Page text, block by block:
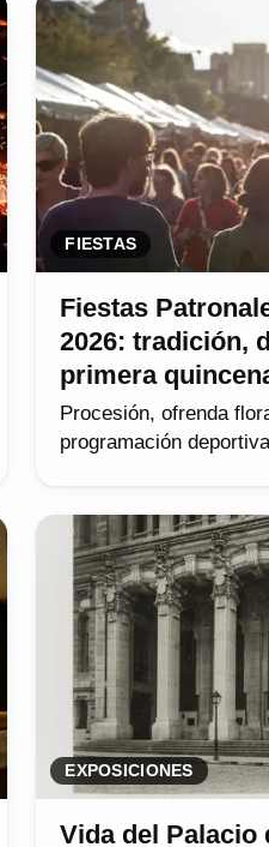
FIESTAS
Fiestas
2026: tradición,
primera
Procesión, ofrenda
programación
EXPOSICIONES
Vida del Palacio